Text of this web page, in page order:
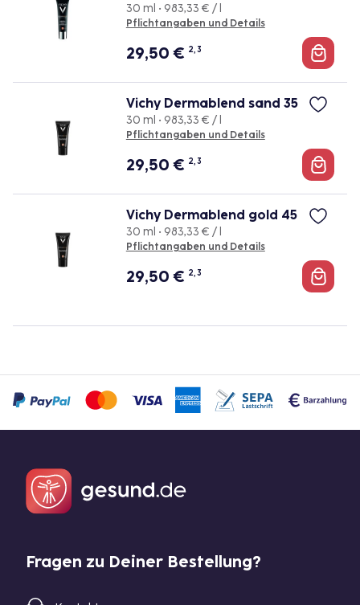
30 ml • 983,33 € / l
Pflichtangaben und Details
29,50€ 2, 3
Vichy Dermablend sand 35
30 ml • 983,33 € / l
Pflichtangaben und Details
29,50€ 2, 3
Vichy Dermablend gold 45
30 ml • 983,33 € / l
Pflichtangaben und Details
29,50€ 2, 3
Fragen zu Deiner Bestellung?